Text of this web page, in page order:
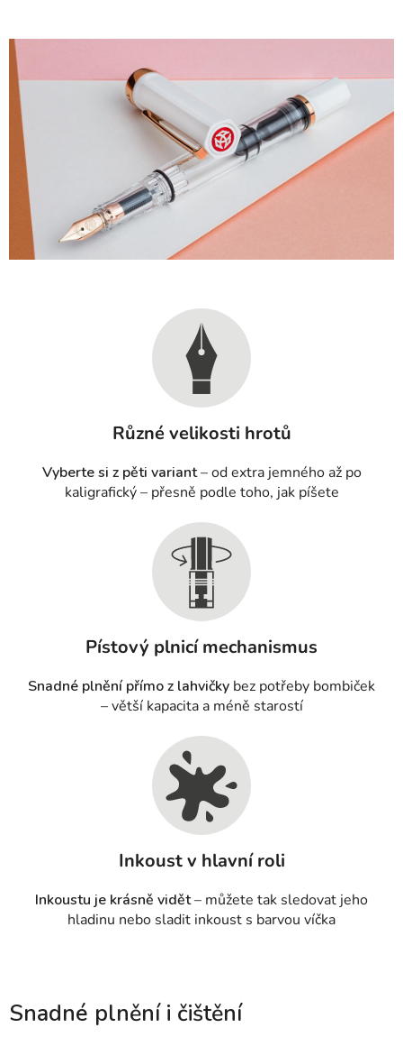
Různé velikosti hrotů
Vyberte si z pěti variant– od extra jemného až po
kaligrafický – přesně podle toho, jak píšete
Pístový plnicí mechanismus
Snadné plnění přímo z lahvičky bez potřeby bombiček
– větší kapacita a méně starostí
Inkoust v hlavní roli
Inkoustu je krásně vidět– můžete tak sledovat jeho
hladinu nebo sladit inkoust s barvou víčka
Snadné plnění i čištění